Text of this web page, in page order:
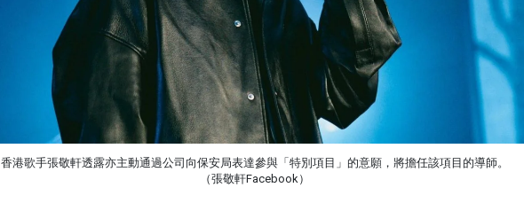
香港歌手張敬軒透露亦主動通過公司向保安局表達參與「特別項目」的意願，將擔任該項目的導師。
（張敬軒Facebook）